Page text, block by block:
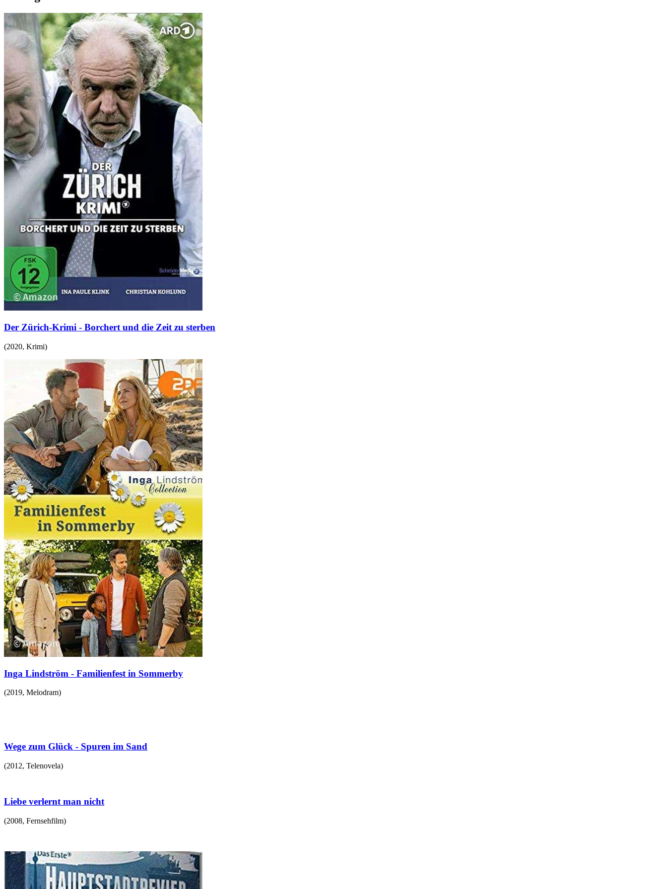
Der Zürich-Krimi - Borchert und die Zeit zu sterben
(2020, Krimi)
Inga Lindström - Familienfest in Sommerby
(2019, Melodram)
Wege zum Glück - Spuren im Sand
(2012, Telenovela)
Liebe verlernt man nicht
(2008, Fernsehfilm)